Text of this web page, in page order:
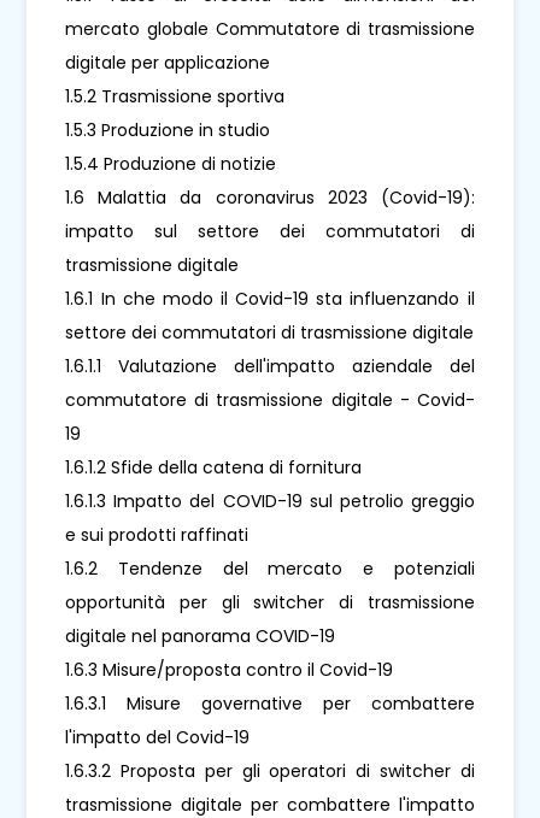
mercato globale Commutatore di trasmissione
digitale per applicazione
1.5.2 Trasmissione sportiva
1.5.3 Produzione in studio
1.5.4 Produzione di notizie
1.6 Malattia da coronavirus 2023 (Covid-19):
impatto sul settore dei commutatori di
trasmissione digitale
1.6.1 In che modo il Covid-19 sta influenzando il
settore dei commutatori di trasmissione digitale
1.6.1.1 Valutazione dell'impatto aziendale del
commutatore di trasmissione digitale - Covid-
19
1.6.1.2 Sfide della catena di fornitura
1.6.1.3 Impatto del COVID-19 sul petrolio greggio
e sui prodotti raffinati
1.6.2 Tendenze del mercato e potenziali
opportunità per gli switcher di trasmissione
digitale nel panorama COVID-19
1.6.3 Misure/proposta contro il Covid-19
1.6.3.1 Misure governative per combattere
l'impatto del Covid-19
1.6.3.2 Proposta per gli operatori di switcher di
trasmissione digitale per combattere l'impatto